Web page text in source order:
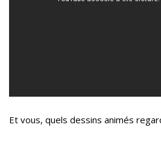
Et vous, quels dessins animés